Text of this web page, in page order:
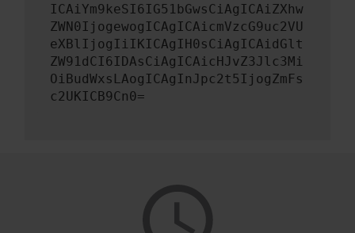
ICAiYm9keSI6IG51bGwsCiAgICAiZXhw
ZWN0IjogewogICAgICAicmVzcG9uc2VU
eXBlIjogIiIKICAgIH0sCiAgICAidGlt
ZW91dCI6IDAsCiAgICAicHJvZ3Jlc3Mi
OiBudWxsLAogICAgInJpc2t5IjogZmFs
c2UKICB9Cn0=